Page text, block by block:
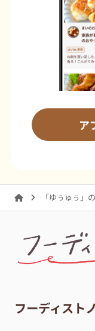
ア
「ゆぅゅぅ」
フーディスト